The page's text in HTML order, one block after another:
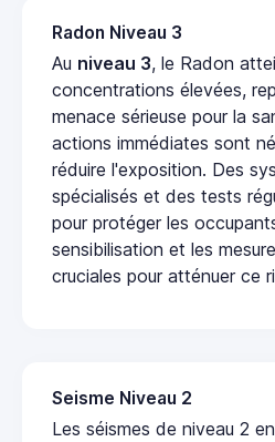
Radon Niveau 3
Au niveau 3, le Radon
concentrations élevées,
menace sérieuse pour la
actions immédiates sont
réduire l'exposition. Des
spécialisés et des tests
pour protéger les
sensibilisation et les
cruciales pour atténuer ce
Seisme Niveau 2
Les séismes de niveau 2